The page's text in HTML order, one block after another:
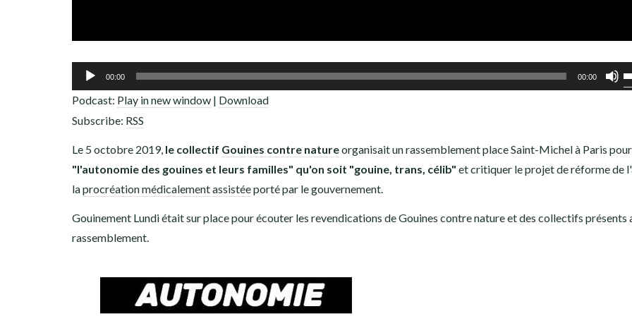
Lecteur
audio
00:00 00:00
Podcast: Play in new window | Download
Subscribe: RSS
Le 5 octobre 2019, le collectif Gouines contre natureorganisait un rassemblement place Saint-Michel à Paris
"l'autonomie des gouines et leurs familles" qu'on soit "gouine, trans, célib" et critiquer le projet de réforme de
laprocréation médicalement assistéeporté par le gouvernement.
Gouinement Lundi était sur place pour écouter les revendications de Gouines contre nature et des collectifs présents
rassemblement.